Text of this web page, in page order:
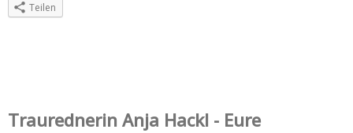
Teilen
Trauredner‌in Anja Hackl - Eure